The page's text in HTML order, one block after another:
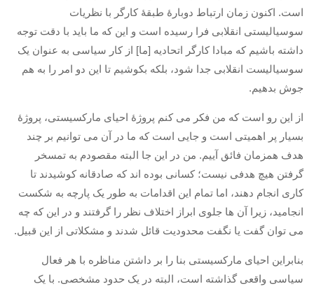
است. اکنون زمان ارتباط دوبارۀ طبقۀ کارگر با نظریات
سوسیالیستی انقلابی فرا رسیده است و این که ما باید با دقت توجه
داشته باشیم که مبادا کارگر اتحادیه [ما] از کار سیاسی به عنوان یک
سوسیالیست انقلابی جدا شود، بلکه بکوشیم تا این دو امر را به هم
جوش بدهیم.
از این رو است که من فکر می کنم پروژۀ احیای مارکسیستی، پروژۀ
بسیار پر اهمیتی است و جایی است که ما در آن می توانیم بر چند
هدف همزمان فائق آییم. من در این جا البته مقصودم به تمسخر
گرفتن هیچ هدفی نیست؛ کسانی بوده اند که صادقانه کوشیدند تا
کاری انجام دهند، اما تمام این اقدامات به طور یک پارچه به شکست
انجامید، زیرا آن ها جلوی ابراز اختلاف نظر را گرفتند و در این که چه
می توان گفت یا نگفت محدودیت قائل شدند و مشکلاتی از این قبیل.
بنابراین احیای مارکسیستی بنا را بر داشتن مناظره با هر فعال
سیاسی واقعی گذاشته است، البته در یک حدود مشخصی. با یک